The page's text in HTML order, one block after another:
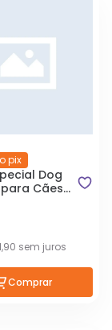
pix
Dog
Cães
3kg
sem juros
Comprar